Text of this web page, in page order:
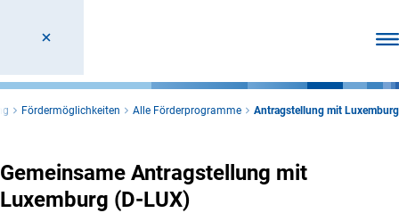
Fördermöglichkeiten Alle Förderprogramme Antragstellung mit Luxemburg
Gemeinsame Antragstellung mit
Luxemburg (D-LUX)